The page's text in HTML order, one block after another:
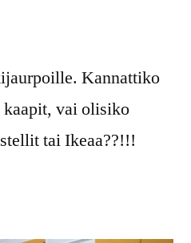
Kannattiko
vai olisiko
tai Ikeaa??!!!